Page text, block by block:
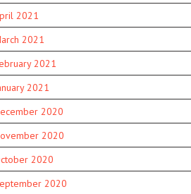
2021
2021
2021
2021
2020
2020
2020
2020